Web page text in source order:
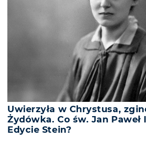
Uwierzyła w Chrystusa,
Żydówka. Co św. Jan Paweł
Edycie Stein?